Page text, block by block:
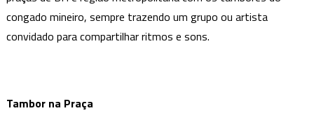
congado mineiro, sempre trazendo um grupo ou artista
convidado para compartilhar ritmos e sons.
Tambor na Praça